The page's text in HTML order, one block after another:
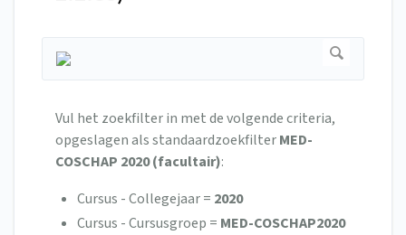
Vul het zoekfilter in met de volgende criteria,
opgeslagen als standaardzoekfilterMED-
COSCHAP 2020 (facultair):
Cursus - Collegejaar = 2020
Cursus - Cursusgroep = MED-COSCHAP2020